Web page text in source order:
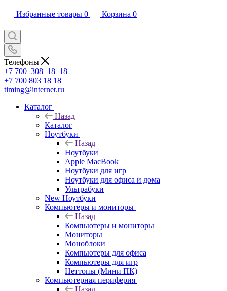
Избранные товары 0 Корзина 0
Телефоны
+7 700‒308‒18‒18
+7 700 803 18 18
timing@internet.ru
Каталог
Назад
Каталог
Ноутбуки
Назад
Ноутбуки
Apple MacBook
Ноутбуки для игр
Ноутбуки для офиса и дома
Ультрабуки
New Ноутбуки
Компьютеры и мониторы
Назад
Компьютеры и мониторы
Мониторы
Моноблоки
Компьютеры для офиса
Компьютеры для игр
Неттопы (Мини ПК)
Компьютерная периферия
Назад